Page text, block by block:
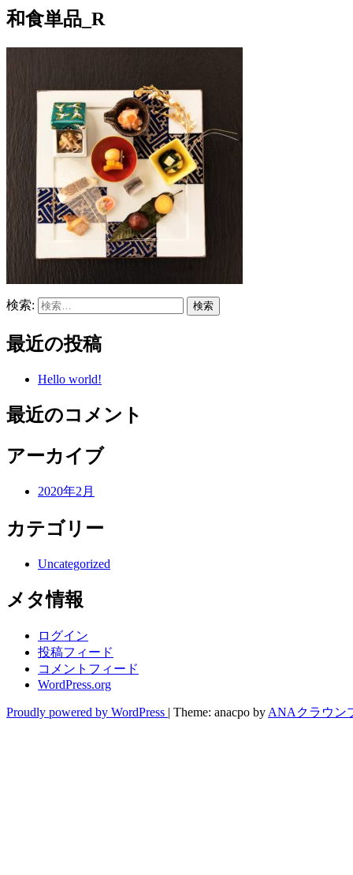
和食単品_R
検索:
最近の投稿
Hello world!
最近のコメント
アーカイブ
2020年2月
カテゴリー
Uncategorized
メタ情報
ログイン
投稿フィード
コメントフィード
WordPress.org
Proudly powered by WordPress | Theme: anacpo by ANAクラウン